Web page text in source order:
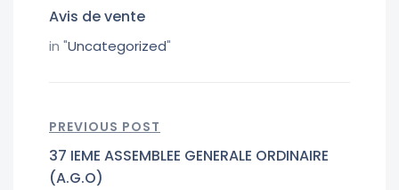
Avis de vente
in "Uncategorized"
PREVIOUS POST
37 IEME ASSEMBLEE GENERALE ORDINAIRE
(A.G.O)